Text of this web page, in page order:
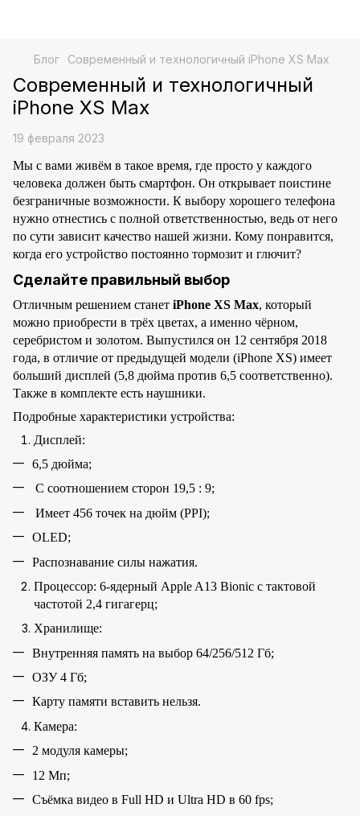
Блог Современный и технологичный iPhone XS Max
Современный и технологичный
iPhone XS Max
19 февраля 2023
Мы с вами живём в такое время, где просто у каждого
человека должен быть смартфон. Он открывает поистине
безграничные возможности. К выбору хорошего телефона
нужно отнестись с полной ответственностью, ведь от него
по сути зависит качество нашей жизни. Кому понравится,
когда его устройство постоянно тормозит и глючит?
Сделайте правильный выбор
Отличным решением станет iPhone XS Max, который
можно приобрести в трёх цветах, а именно чёрном,
серебристом и золотом. Выпустился он 12 сентября 2018
года, в отличие от предыдущей модели (iPhone XS) имеет
больший дисплей (5,8 дюйма против 6,5 соответственно).
Также в комплекте есть наушники.
Подробные характеристики устройства:
Дисплей:
6,5 дюйма;
С соотношением сторон 19,5 : 9;
Имеет 456 точек на дюйм (PPI);
OLED;
Распознавание силы нажатия.
Процессор: 6-ядерный Apple A13 Bionic с тактовой
частотой 2,4 гигагерц;
Хранилище:
Внутренняя память на выбор 64/256/512 Гб;
ОЗУ 4 Гб;
Карту памяти вставить нельзя.
Камера:
2 модуля камеры;
12 Мп;
Съёмка видео в Full HD и Ultra HD в 60 fps;